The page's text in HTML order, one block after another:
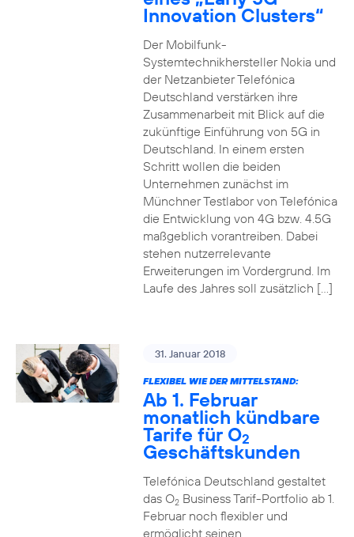
Innovation Clusters“
Der Mobilfunk-
Systemtechnikhersteller Nokia und
der Netzanbieter Telefónica
Deutschland verstärken ihre
Zusammenarbeit mit Blick auf die
zukünftige Einführung von 5G in
Deutschland. In einem ersten
Schritt wollen die beiden
Unternehmen zunächst im
Münchner Testlabor von Telefónica
die Entwicklung von 4G bzw. 4.5G
maßgeblich vorantreiben. Dabei
stehen nutzerrelevante
Erweiterungen im Vordergrund. Im
Laufe des Jahres soll zusätzlich […]
31. Januar 2018
FLEXIBEL WIE DER MITTELSTAND:
Ab 1. Februar
monatlich kündbare
Tarife für O2
Geschäftskunden
Telefónica Deutschland gestaltet
das O2Business Tarif-Portfolio ab 1.
Februar noch flexibler und
ermöglicht seinen